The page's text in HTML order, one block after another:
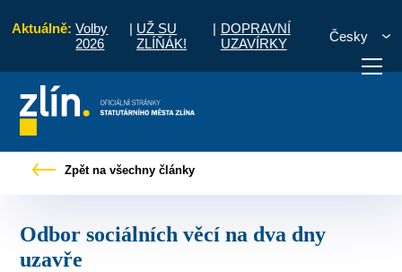
Aktuálně: Volby
2026
| UŽ SU
ZLÍŇÁK!
| DOPRAVNÍ
UZAVÍRKY
Česky
vyřídit Potřebuji zaplatit
Zpět na všechny články
Odbor sociálních věcí na dva dny
uzavře